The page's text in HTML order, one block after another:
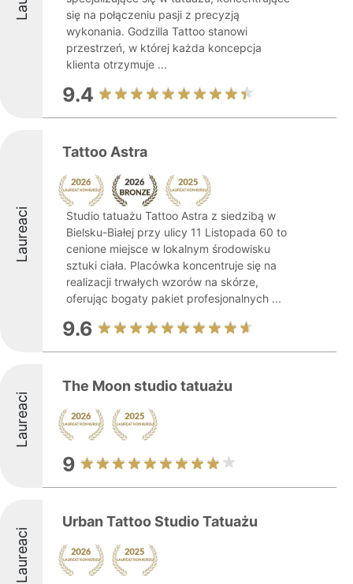
się na połączeniu pasji z precyzją
wykonania. Godzilla Tattoo stanowi
przestrzeń, w której każda koncepcja
klienta otrzymuje ...
9.4
Laureaci
Tattoo Astra
Studio tatuażu Tattoo Astra z siedzibą w
Bielsku-Białej przy ulicy 11 Listopada 60 to
cenione miejsce w lokalnym środowisku
sztuki ciała. Placówka koncentruje się na
realizacji trwałych wzorów na skórze,
oferując bogaty pakiet profesjonalnych ...
9.6
Laureaci
The Moon studio tatuażu
9
Laureaci
Urban Tattoo Studio Tatuażu